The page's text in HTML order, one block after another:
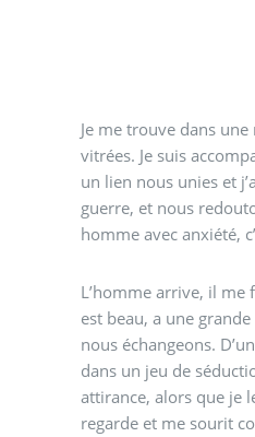
Je me trouve dans
vitrées. Je suis
un lien nous unies et j’ai confiance en elle.
guerre, et nous
homme avec anxiété,
L’homme arrive, il me
est beau, a une
nous échangeons.
dans un jeu de
attirance, alors que je
regarde et me sourit